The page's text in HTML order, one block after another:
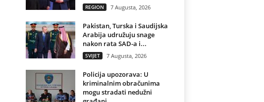
REGION 7 Augusta, 2026
Pakistan, Turska i Saudijska
Arabija udružuju snage
nakon rata SAD-a i...
SVIJET 7 Augusta, 2026
Policija upozorava: U
kriminalnim obračunima
mogu stradati nedužni